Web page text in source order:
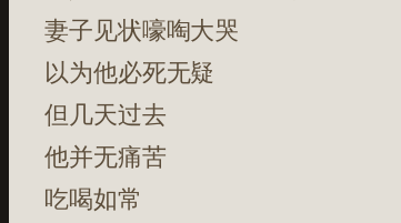
妻子见状嚎啕大哭
以为他必死无疑
但几天过去
他并无痛苦
吃喝如常